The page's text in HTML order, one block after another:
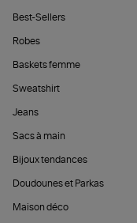
Best-Sellers
Robes
Baskets femme
Sweatshirt
Jeans
Sacs à main
Bijoux tendances
Doudounes et Parkas
Maison déco